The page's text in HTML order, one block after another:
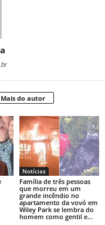
Mais do autor
Notícias
Família de três pessoas
que morreu em um
grande incêndio no
apartamento da vovó em
Wiley Park se lembra do
homem como gentil e...